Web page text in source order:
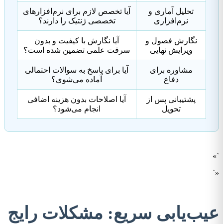
تحلیل آماری و
نرم‌افزاری
آیا تخصص لازم برای نرم‌افزارهای
تخصصی ژنتیک را دارند؟
نگارش فصول و
ویرایش نهایی
آیا نگارش با کیفیت و بدون
سرقت علمی تضمین شده است؟
مشاوره برای
دفاع
آیا برای پاسخ به سوالات احتمالی
آماده می‌شوی؟
پشتیبانی پس از
تحویل
آیا اصلاحات بدون هزینه اضافی
انجام می‌شود؟
`»
«`
عیب‌یابی سریع: مشکلات رایج